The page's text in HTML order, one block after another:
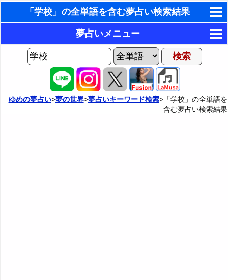
「学校」の全単語を含む夢占い検索結果
東洋・西洋占星術
ホラリー占星術
手相占いで未来診断
タロットカードで無料占い
夢占いメニュー
AIゆめの夢占いチャット
ヨセフの夢占い
夢占い掲示板
ゆめの夢占い>夢の世界>夢占いキーワード検索>「学校」の全単語を
含む夢占い検索結果